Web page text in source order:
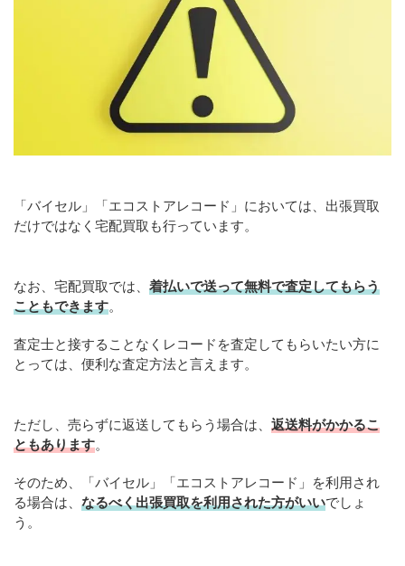
「バイセル」「エコストアレコード」においては、出張買取
だけではなく宅配買取も行っています。
なお、宅配買取では、 着払いで送って無料で査定してもらう
こともできます。
査定士と接することなくレコードを査定してもらいたい方に
とっては、便利な査定方法と言えます。
ただし、売らずに返送してもらう場合は、 返送料がかかるこ
ともあります。
そのため、「バイセル」「エコストアレコード」を利用され
る場合は、 なるべく出張買取を利用された方がいいでしょ
う。